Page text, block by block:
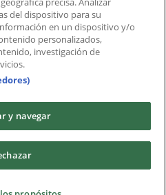
· Shopfully Marketing S.L.U. –
de privacidad
del dispositivo para su
en un dispositivo y/o
personalizados,
investigación de
y navegar